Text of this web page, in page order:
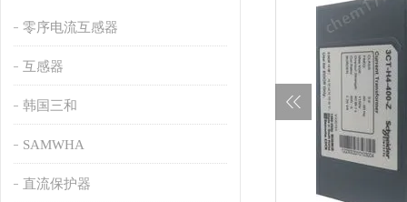
零序电流互感器
互感器
韩国三和
SAMWHA
直流保护器